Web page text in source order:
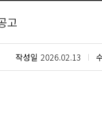
고
작성일 2026.02.13